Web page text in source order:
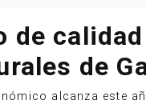
de
de
alcanza este